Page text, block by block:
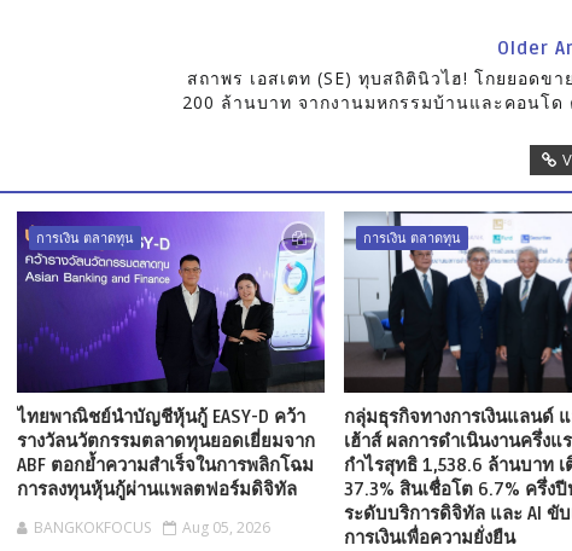
Older
สถาพร เอสเตท (SE) ทุบสถิตินิวไฮ! โกยยอดขา
200 ล้านบาท จากงานมหกรรมบ้านและคอนโด
การเงิน ตลาดทุน
ไทยพาณิชย์นำบัญชีหุ้นกู้ EASY-D คว้า
รางวัลนวัตกรรมตลาดทุนยอดเยี่ยมจาก
ABF ตอกย้ำความสำเร็จในการพลิกโฉม
การลงทุนหุ้นกู้ผ่านแพลตฟอร์มดิจิทัล
BANGKOKFOCUS Aug 05, 2026
การเงิน ตลาดทุน
กลุ่มธุรกิจทางการเงินแลนด์
เฮ้าส์ ผลการดำเนินงานครึ่งแ
กำไรสุทธิ 1,538.6 ล้านบาท
37.3% สินเชื่อโต 6.7% ครึ่ง
ระดับบริการดิจิทัล และ AI ขั
การเงินเพื่อความยั่งยืน